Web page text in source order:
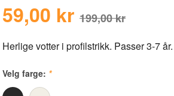
59,00 kr 199,00 kr
Herlige votter i profilstrikk. Passer 3-7
Velg farge: *